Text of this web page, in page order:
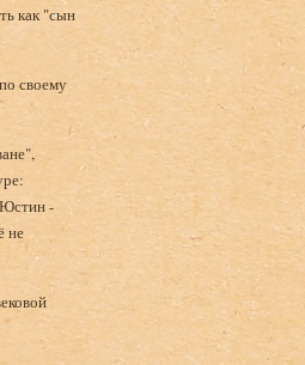
как "сын
своему
-
не